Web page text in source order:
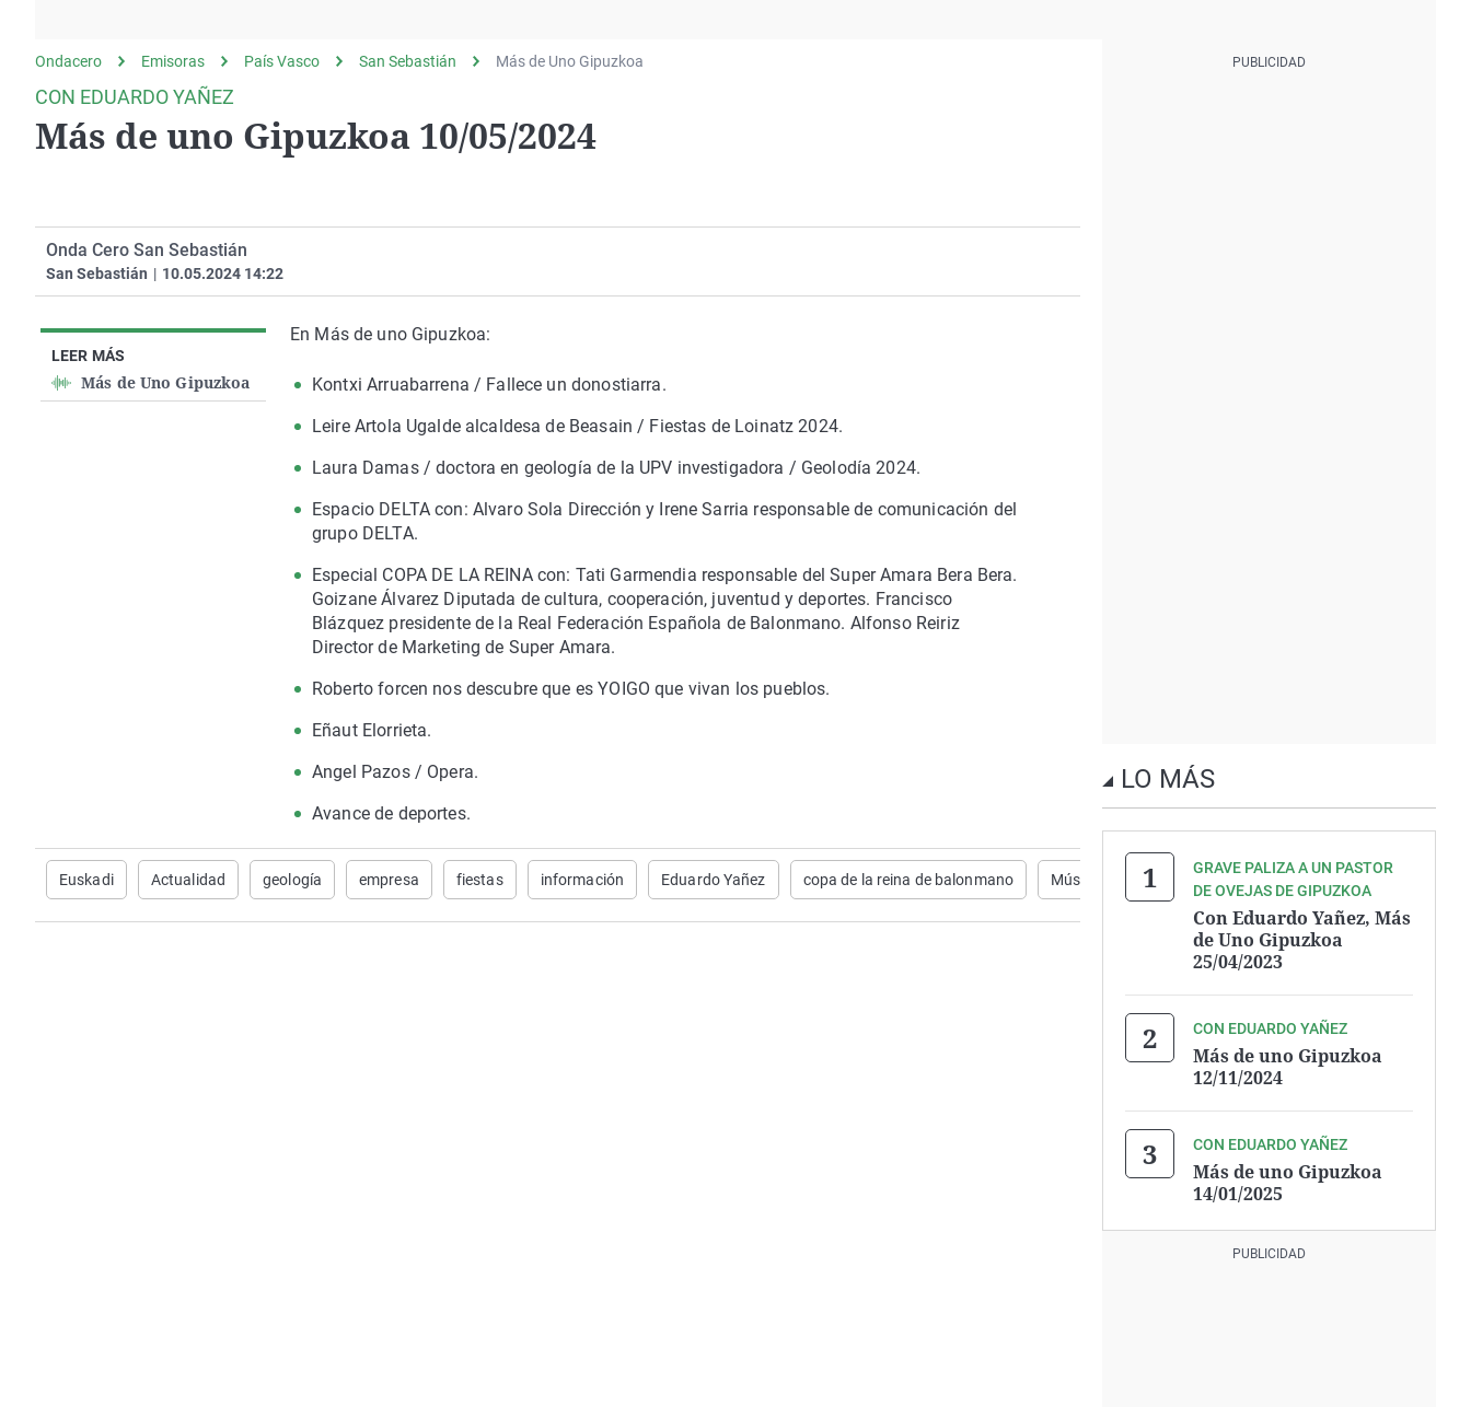
Como el perro y el
gato
Operación Viuda
Negra
Navarra
Ondacero Emisoras País Vasco San Sebastián Más de Uno Gipuzkoa
CON EDUARDO YAÑEZ
Más de uno Gipuzkoa 10/05/2024
Onda Cero San Sebastián
San Sebastián | 10.05.2024 14:22
LEER MÁS
Más de Uno Gipuzkoa
En Más de uno Gipuzkoa:
Kontxi Arruabarrena / Fallece un donostiarra.
Leire Artola Ugalde alcaldesa de Beasain / Fiestas de Loinatz 2024.
Laura Damas / doctora en geología de la UPV investigadora / Geolodía 2024.
Espacio DELTA con: Alvaro Sola Dirección y Irene Sarria responsable de comunicación del
grupo DELTA.
Especial COPA DE LA REINA con: Tati Garmendia responsable del Super Amara Bera Bera.
Goizane Álvarez Diputada de cultura, cooperación, juventud y deportes. Francisco
Blázquez presidente de la Real Federación Española de Balonmano. Alfonso Reiriz
Director de Marketing de Super Amara.
Roberto forcen nos descubre que es YOIGO que vivan los pueblos.
Eñaut Elorrieta.
Angel Pazos / Opera.
Avance de deportes.
Euskadi Actualidad geología empresa fiestas información Eduardo Yañez copa de la reina de balonmano Música Ópera
LO MÁS
GRAVE PALIZA A UN PASTOR
DE OVEJAS DE GIPUZKOA
Con Eduardo Yañez, Más
de Uno Gipuzkoa
25/04/2023
CON EDUARDO YAÑEZ
Más de uno Gipuzkoa
12/11/2024
CON EDUARDO YAÑEZ
Más de uno Gipuzkoa
14/01/2025